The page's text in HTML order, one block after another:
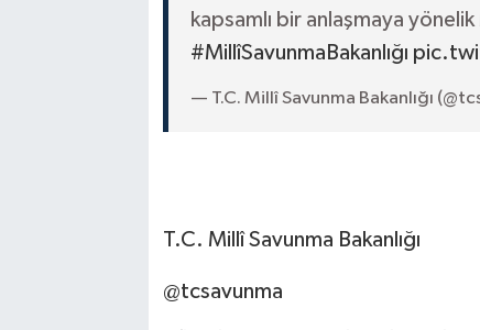
kapsamlı bir anlaşmaya
#MillîSavunmaBakanlığı
— T.C. Millî Savunma Bakanlığı
T.C. Millî Savunma Bakanlığı
@tcsavunma